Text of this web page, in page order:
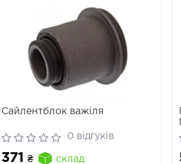
Сайлентблок важіля
0 відгуків
371 ₴ склад